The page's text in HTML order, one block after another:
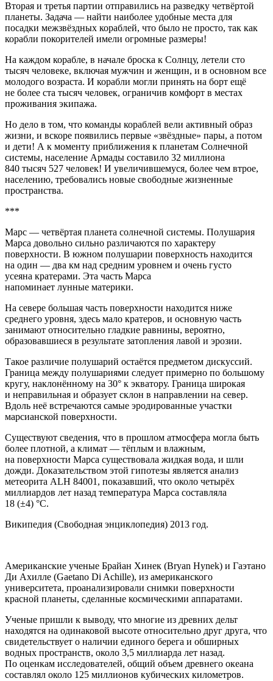
Вторая и третья партии отправились на разведку четвёртой
планеты. Задача — найти наиболее удобные места для
посадки межзвёздных кораблей, что было не просто, так как
корабли покорителей имели огромные размеры!
На каждом корабле, в начале броска к Солнцу, летели сто
тысяч человеке, включая мужчин и женщин, и в основном все
молодого возраста. И корабли могли принять на борт ещё
не более ста тысяч человек, ограничив комфорт в местах
проживания экипажа.
Но дело в том, что команды кораблей вели активный образ
жизни, и вскоре появились первые «звёздные» пары, а потом
и дети! А к моменту приближения к планетам Солнечной
системы, население Армады составило 32 миллиона
840 тысяч 527 человек! И увеличившемуся, более чем втрое,
населению, требовались новые свободные жизненные
пространства.
***
Марс — четвёртая планета солнечной системы. Полушария
Марса довольно сильно различаются по характеру
поверхности. В южном полушарии поверхность находится
на один — два км над средним уровнем и очень густо
усеяна кратерами. Эта часть Марса
напоминает лунные материки.
На севере большая часть поверхности находится ниже
среднего уровня, здесь мало кратеров, и основную часть
занимают относительно гладкие равнины, вероятно,
образовавшиеся в результате затопления лавой и эрозии.
Такое различие полушарий остаётся предметом дискуссий.
Граница между полушариями следует примерно по большому
кругу, наклонённому на 30° к экватору. Граница широкая
и неправильная и образует склон в направлении на север.
Вдоль неё встречаются самые эродированные участки
марсианской поверхности.
Существуют сведения, что в прошлом атмосфера могла быть
более плотной, а климат — тёплым и влажным,
на поверхности Марса существовала жидкая вода, и шли
дожди. Доказательством этой гипотезы является анализ
метеорита ALH 84001, показавший, что около четырёх
миллиардов лет назад температура Марса составляла
18 (±4) °C.
Википедия (Свободная энциклопедия) 2013 год.
Американские ученые Брайан Хинек (Bryan Hynek) и Гаэтано
Ди Ахилле (Gaetano Di Achille), из американского
университета, проанализировали снимки поверхности
красной планеты, сделанные космическими аппаратами.
Ученые пришли к выводу, что многие из древних дельт
находятся на одинаковой высоте относительно друг друга, что
свидетельствует о наличии единого берега и обширных
водных пространств, около 3,5 миллиарда лет назад.
По оценкам исследователей, общий объем древнего океана
составлял около 125 миллионов кубических километров.